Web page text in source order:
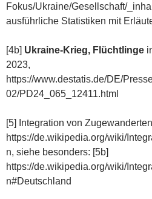
Fokus/Ukraine/Gesellschaft/
ausführliche Statistiken mit
[4b] Ukraine-Krieg, Flüchtlinge
2023,
https://www.destatis.de/DE/
02/PD24_065_12411.html
[5] Integration von
https://de.wikipedia.org/wiki/
n, siehe besonders: [5b]
https://de.wikipedia.org/wiki/
n#Deutschland